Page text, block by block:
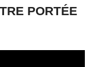
PORTÉE